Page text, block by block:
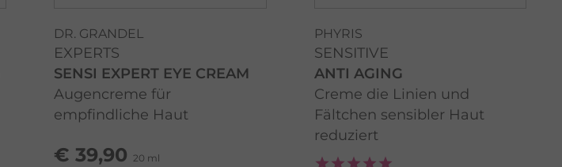
DR. GRANDEL
EXPERTS
SENSI EXPERT EYE CREAM
Augencreme für
empfindliche Haut
€ 39,90 20 ml
PHYRIS
SENSITIVE
ANTI AGING
Creme die Linien und
Fältchen sensibler Haut
reduziert